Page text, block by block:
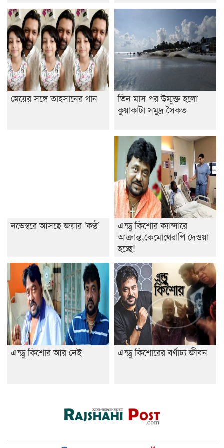
ডাকসুতে শিবিরের নিরঙ্কুশ জয়
রাজশাহীতে ট্রাকচাপায় ভ্যানচালক নিহত
শেষ সময়ে ভোট কারচুরি অভিযোগ আবিদের
মেয়ের সঙ্গে তাহসানের গান
তিন মাস পর উম্মুক্ত হলো
কুয়াকাটা সমুদ্র সৈকত
নভেম্বরে আসছে জয়ার ‘কণ্ঠ’
এন্ড্রু কিশোর ক্যান্সারে
আক্রান্ত,কেমোথেরাপি দেওয়া
হচ্ছে!
এন্ড্রু কিশোর আর নেই এন্ড্রু কিশোরের বর্ণাঢ্য জীবন